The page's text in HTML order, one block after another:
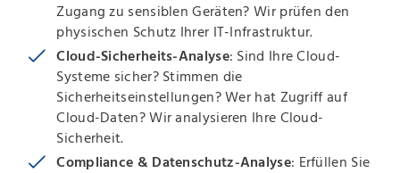
Zugang zu sensiblen Geräten? Wir prüfen den
physischen Schutz Ihrer IT-Infrastruktur.
Cloud-Sicherheits-Analyse: Sind Ihre Cloud-
Systeme sicher? Stimmen die
Sicherheitseinstellungen? Wer hat Zugriff auf
Cloud-Daten? Wir analysieren Ihre Cloud-
Sicherheit.
Compliance & Datenschutz-Analyse: Erfüllen Sie